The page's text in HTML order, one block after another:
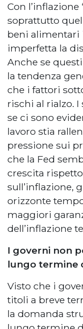
Con l’inflazione
soprattutto
beni alimentari
imperfetta la
Anche se
la tendenza
che i fattori
rischi al rialzo.
se ci sono
lavoro stia
pressione sui
che la Fed
crescita
sull’inflazione,
orizzonte
maggiori
dell’inflazione
I governi non
lungo termine
Visto che i
titoli a breve
la domanda